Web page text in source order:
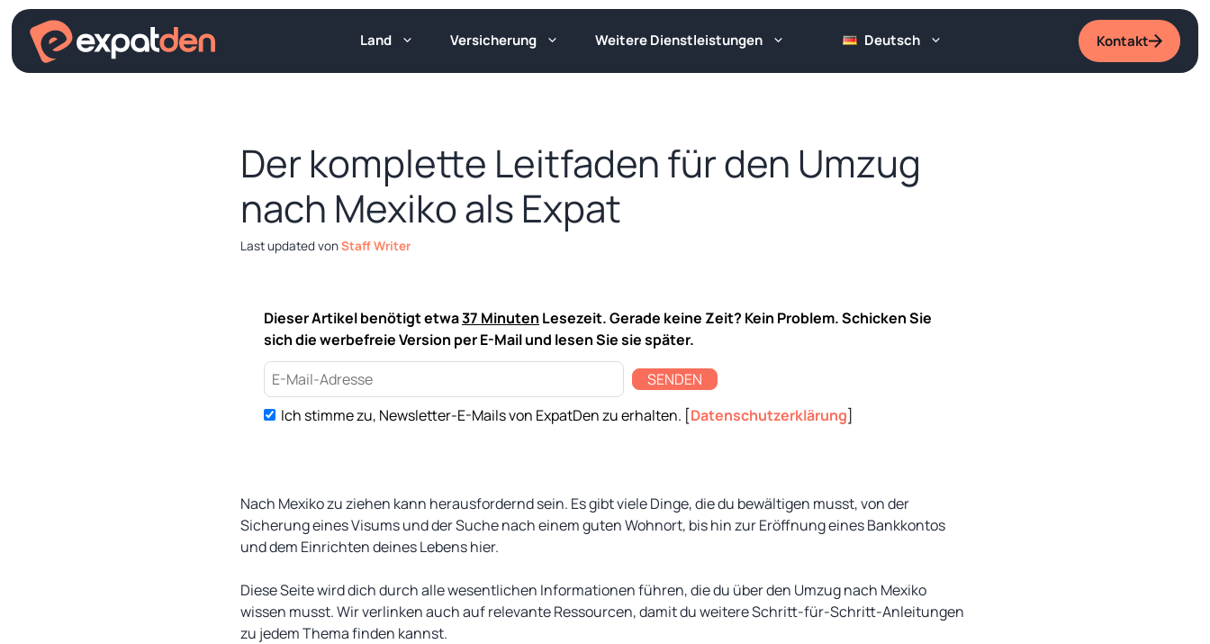
Zum
Inhalt
springen
Land Versicherung Weitere Dienstleistungen Deutsch Kontakt
Der komplette Leitfaden für den Umzug
nach Mexiko als Expat
vonStaff Writer
Dieser Artikel benötigt etwa37 Minuten Lesezeit. Gerade keine Zeit? Kein Problem. Schicken Sie
sich die werbefreie Version per E-Mail und lesen Sie sie später.
SENDEN
Ich stimme zu, Newsletter-E-Mails von ExpatDen zu erhalten. [Datenschutzerklärung]
Nach Mexiko zu ziehen kann herausfordernd sein. Es gibt viele Dinge, die du bewältigen musst, von der
Sicherung eines Visums und der Suche nach einem guten Wohnort, bis hin zur Eröffnung eines Bankkontos
und dem Einrichten deines Lebens hier.
Diese Seite wird dich durch alle wesentlichen Informationen führen, die du über den Umzug nach Mexiko
wissen musst. Wir verlinken auch auf relevante Ressourcen, damit du weitere Schritt-für-Schritt-Anleitungen
zu jedem Thema finden kannst.